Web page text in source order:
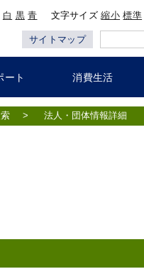
白 黒 青 文字サイズ縮小 標準
サイトマップ
ート 消費生活
> 法人・団体情報詳細